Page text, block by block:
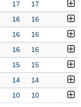
17 17
16 16
16 16
16 16
15 15
14 14
10 10